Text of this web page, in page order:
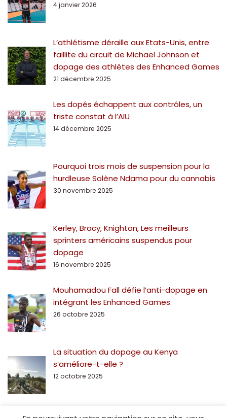
4 janvier 2026
L’athlétisme déraille aux Etats-Unis, entre
faillite du circuit de Michael Johnson et
dopage des athlètes des Enhanced Games
21 décembre 2025
Les dopés échappent aux contrôles, un
triste constat à l’AIU
14 décembre 2025
Pourquoi trois mois de suspension pour la
hurdleuse Solène Ndama pour du cannabis
30 novembre 2025
Kerley, Bracy, Knighton, Les meilleurs
sprinters américains suspendus pour
dopage
16 novembre 2025
Mouhamadou Fall défie l’anti-dopage en
intégrant les Enhanced Games.
26 octobre 2025
La situation du dopage au Kenya
s’améliore-t-elle ?
12 octobre 2025